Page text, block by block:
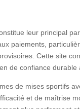
leur principal
paiements,
Cette site
de confiance durable
de mises sportifs
et de maîtrise